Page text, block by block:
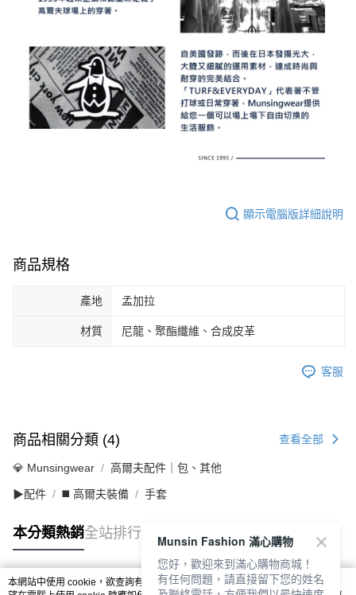
顯示電腦版詳細說明
商品規格
產地 孟加拉
材質 尼龍、聚酯纖維、合成皮革
客服
商品相關分類 (4) 查看全部
💎 Munsingwear 高爾夫配件｜包、其他
▶配件 ◼️ 高爾夫裝備 手套
本分類熱銷全站排行
本網站中使用 cookie，欲查詢有關本網站使用 cookie 方式之詳情，及若您不希
Munsin Fashion 滿心購物
您好，歡迎來到滿心購物商城！
有任何問題，請直接留下您的姓名